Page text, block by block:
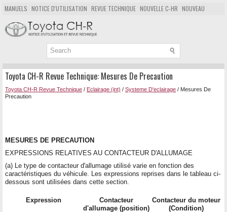
MANUELS NOTICE D'UTILISATION REVUE TECHNIQUE NOUVELLE C-HR NOUVEAU
POPULAIRE
PLAN DU SITE CHERCHER
Toyota CH-R Revue Technique: Mesures De Precaution
Toyota CH-R Revue Technique / Eclairage (int) / Systeme D'eclairage / Mesures De
Precaution
MESURES DE PRECAUTION
EXPRESSIONS RELATIVES AU CONTACTEUR D'ALLUMAGE
(a) Le type de contacteur d'allumage utilisé varie en fonction des
caractéristiques du véhicule. Les expressions reprises dans le tableau ci-
dessous sont utilisées dans cette section.
Expression
Contacteur
d'allumage (position)
Contacteur du moteur
(Condition)